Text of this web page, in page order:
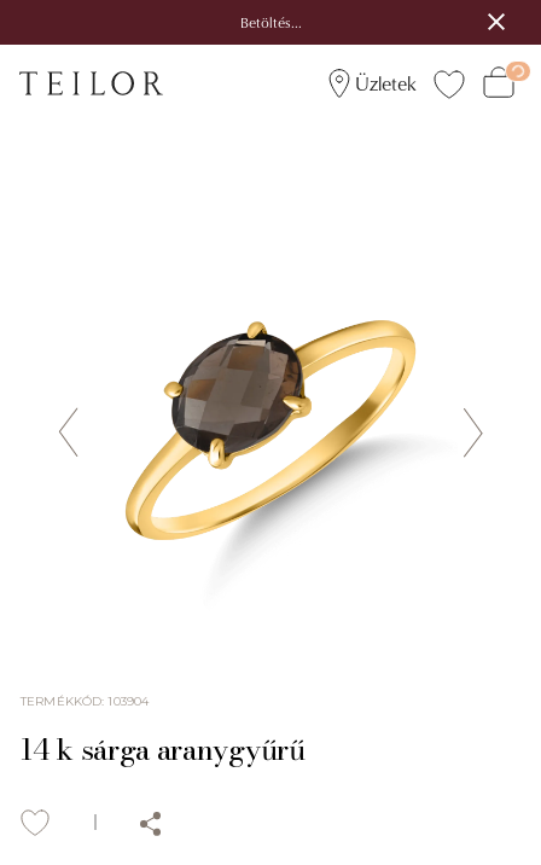
Betöltés...
Üzletek
TERMÉKKÓD:103904
14 k sárga aranygyűrű